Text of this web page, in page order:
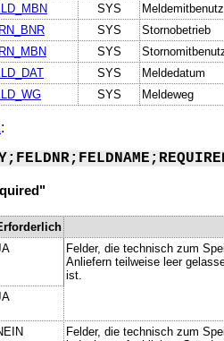
SYS
SYS Stornobetrieb
SYS
SYS Meldedatum
SYS Meldeweg
:
Felder, die technisch zum
Anliefern teilweise leer
ist.
Felder, die technisch zum